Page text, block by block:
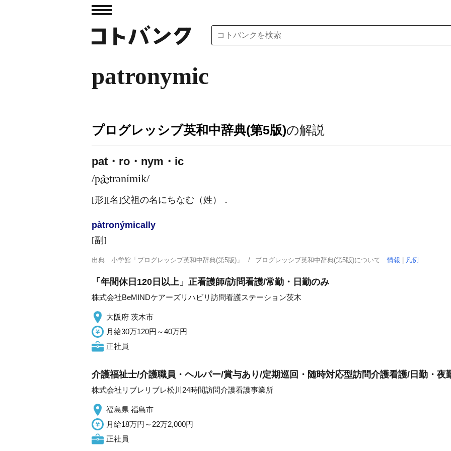
patronymic
プログレッシブ英和中辞典(第5版)の解説
pat・ro・nym・ic
/p trənímik/
[形][名]父祖の名にちなむ（姓） ．
pàtronýmically
[副]
出典 小学館「プログレッシブ英和中辞典(第5版)」 プログレッシブ英和中辞典(第5版)について情報 凡例
「年間休日120日以上」正看護師/訪問看護/常勤・日勤のみ
株式会社BeMINDケアーズリハビリ訪問看護ステーション茨木
大阪府 茨木市
月給30万120円～40万円
正社員
介護福祉士/介護職員・ヘルパー/賞与あり/定期巡回・随時対応型訪問介護看護/日勤・夜
株式会社リブレリブレ松川24時間訪問介護看護事業所
福島県 福島市
月給18万円～22万2,000円
正社員